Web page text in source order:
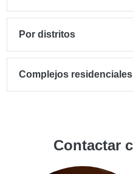
Por distritos
Complejos residenciales
Contactar